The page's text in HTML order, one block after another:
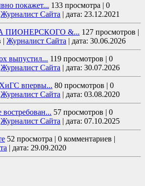
покажет... 133 просмотра | 0
Журналист Сайта | дата: 23.12.2021
ПИОНЕРСКОГО &... 127 просмотров |
| Журналист Сайта | дата: 30.06.2026
выпустил... 119 просмотров | 0
Журналист Сайта | дата: 30.07.2026
впервы... 80 просмотров | 0
Журналист Сайта | дата: 03.08.2020
57 просмотров | 0
Журналист Сайта | дата: 07.10.2025
52 просмотра | 0 комментариев |
| дата: 29.09.2020